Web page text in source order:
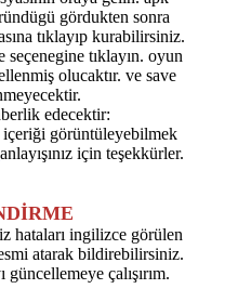
gördukten sonra
tıklayıp kurabilirsiniz.
tıklayın. oyun
olucaktır. ve save
edecektir:
görüntüleyebilmek
anlayışınız için teşekkürler.
hataları ingilizce görülen
atarak bildirebilirsiniz.
çalışırım.